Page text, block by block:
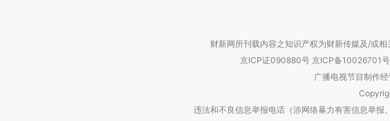
财新网所刊载内容之知识产权为财新传媒及/或
京ICP证090880号 京ICP备10026701
广播电视节目制作
违法和不良信息举报电话（涉网络暴力有害信息举